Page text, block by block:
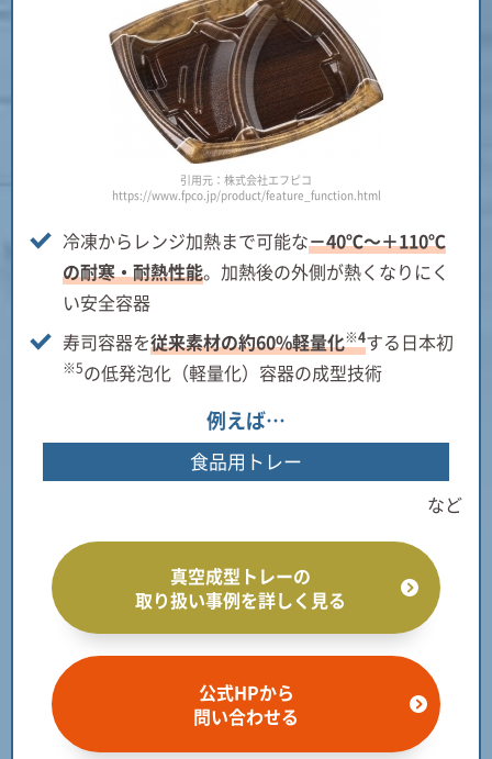
引用元：株式会社エフピコ
https://www.fpco.jp/product/feature_function.html
冷凍からレンジ加熱まで可能な－40℃～＋110℃
の耐寒・耐熱性能。加熱後の外側が熱くなりにく
い安全容器
寿司容器を従来素材の約60%軽量化※4する日本初
※5の低発泡化（軽量化）容器の成型技術
例えば…
食品用トレー
など
真空成型トレーの
取り扱い事例を詳しく見る
公式HPから
問い合わせる